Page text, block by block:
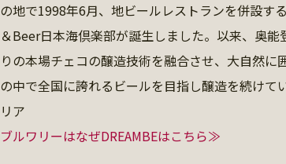
の地で1998年6月、地ビールレストランを併設す
＆Beer日本海倶楽部が誕生しました。以来、奥
りの本場チェコの醸造技術を融合させ、大自然に
の中で全国に誇れるビールを目指し醸造を続けて
リア
ブルワリーはなぜDREAMBEはこちら≫